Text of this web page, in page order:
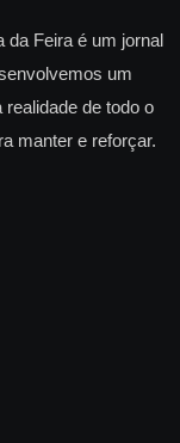
da Feira é um jornal
um
de todo o
manter e reforçar.